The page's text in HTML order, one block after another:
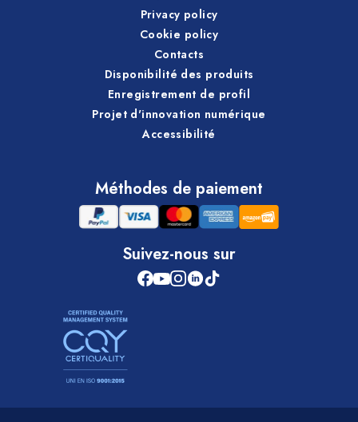
Privacy policy
Cookie policy
Contacts
Disponibilité des produits
Enregistrement de profil
Projet d'innovation numérique
Accessibilité
Méthodes de paiement
Suivez-nous sur